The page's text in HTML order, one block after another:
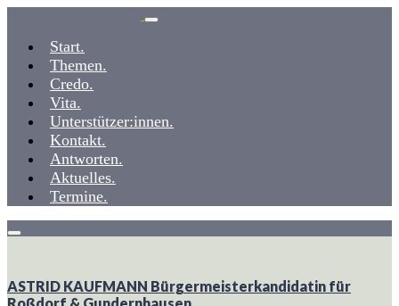
Inhalt
Start.
Themen.
Credo.
Vita.
Unterstützer:innen.
Kontakt.
Antworten.
Aktuelles.
Termine.
ASTRID KAUFMANN Bürgermeisterkandidatin ­­für